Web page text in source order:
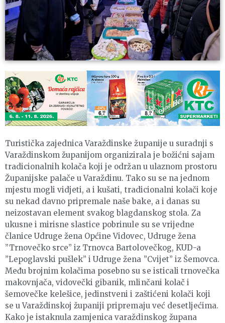
Turistička zajednica Varaždinske županije u suradnji s
Varaždinskom županijom organizirala je božićni sajam
tradicionalnih kolača koji je održan u ulaznom prostoru
Županijske palače u Varaždinu. Tako su se na jednom
mjestu mogli vidjeti, a i kušati, tradicionalni kolači koje
su nekad davno pripremale naše bake, a i danas su
neizostavan element svakog blagdanskog stola. Za
ukusne i mirisne slastice pobrinule su se vrijedne
članice Udruge žena Općine Vidovec, Udruge žena
”Trnovečko srce” iz Trnovca Bartolovečkog, KUD-a
”Lepoglavski pušlek” i Udruge žena ”Cvijet” iz Šemovca.
Među brojnim kolačima posebno su se isticali trnovečka
makovnjača, vidovečki gibanik, mlinčani kolač i
šemovečke kelešice, jedinstveni i zaštićeni kolači koji
se u Varaždinskoj županiji pripremaju već desetljećima.
Kako je istaknula zamjenica varaždinskog župana